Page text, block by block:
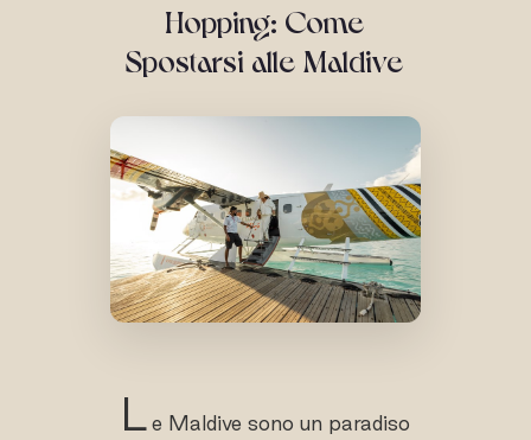
Hopping: Come
Spostarsi alle Maldive
L e Maldive sono un paradiso